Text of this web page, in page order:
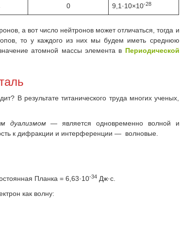
0 9,1·10×10-28
а вот число нейтронов может отличаться, тогда и
то у каждого из них мы будем иметь среднюю
атомной массы элемента в Периодической
В результате титанического труда многих ученых,
дуализмом— является одновременно волной и
к дифракции и интерференции — волновые.
Планка = 6,63·10-34 Дж·с.
как волну: